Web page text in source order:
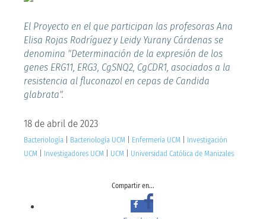
El Proyecto en el que participan las profesoras Ana
Elisa Rojas Rodríguez y Leidy Yurany Cárdenas se
denomina "Determinación de la expresión de los
genes ERG11, ERG3, CgSNQ2, CgCDR1, asociados a la
resistencia al fluconazol en cepas de Candida
glabrata".
18 de abril de 2023
Bacteriología Bacteriología UCM Enfermería UCM
Investigación
UCM
Investigadores UCM UCM Universidad Católica de Manizales
Compartir en...